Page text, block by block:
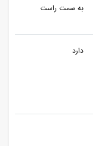
به سمت راست
دارد